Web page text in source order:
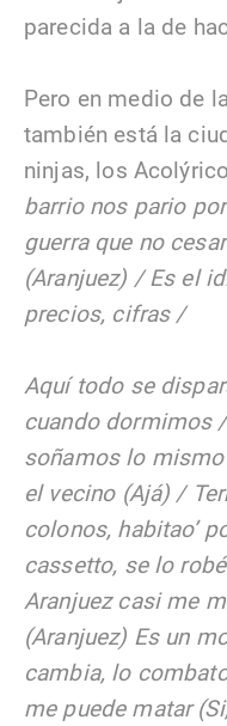
parecida a la de
Pero en medio de
también está la
ninjas, los
barrio nos pario
guerra que no
(Aranjuez) / Es el
precios, cifras /
Aquí todo se
cuando dormimos
soñamos lo
el vecino (Ajá) /
colonos, habitao’
cassetto, se lo
Aranjuez casi me
(Aranjuez) Es un
cambia, lo
me puede matar